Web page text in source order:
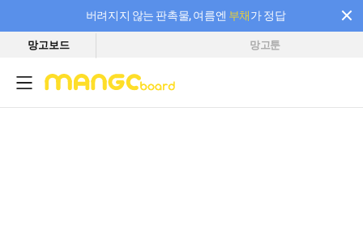
버려지지 않는 판촉물, 여름엔 부채가 정답
필요한 만큼 충전하고 끊김 없이 작업하세요! 새로워진 AI 부스터 요금제
망고보드 망고툰